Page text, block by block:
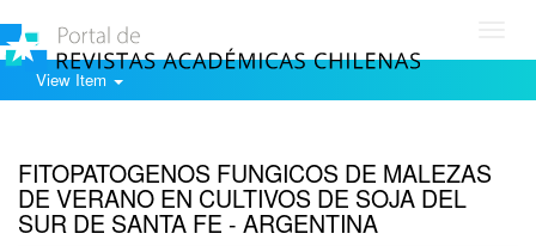
View Item
FITOPATOGENOS FUNGICOS DE MALEZAS
DE VERANO EN CULTIVOS DE SOJA DEL
SUR DE SANTA FE - ARGENTINA